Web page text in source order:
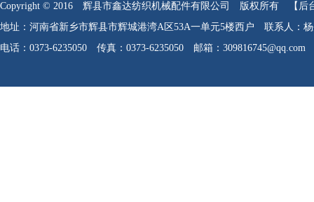
Copyright © 2016 辉县市鑫达纺织机械配件有限公司 版权所有
【后
地址：河南省新乡市辉县市辉城港湾A区53A一单元5楼西户 联系人：
电话：0373-6235050 传真：0373-6235050 邮箱：